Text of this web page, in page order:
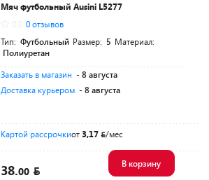
Мяч футбольный Ausini L5277
0 отзывов
Тип: Футбольный Размер: 5 Материал:
Полиуретан
Заказать в магазин - 8 августа
Доставка курьером - 8 августа
Картой рассрочкиот3,17 /мес
38.00
В корзину